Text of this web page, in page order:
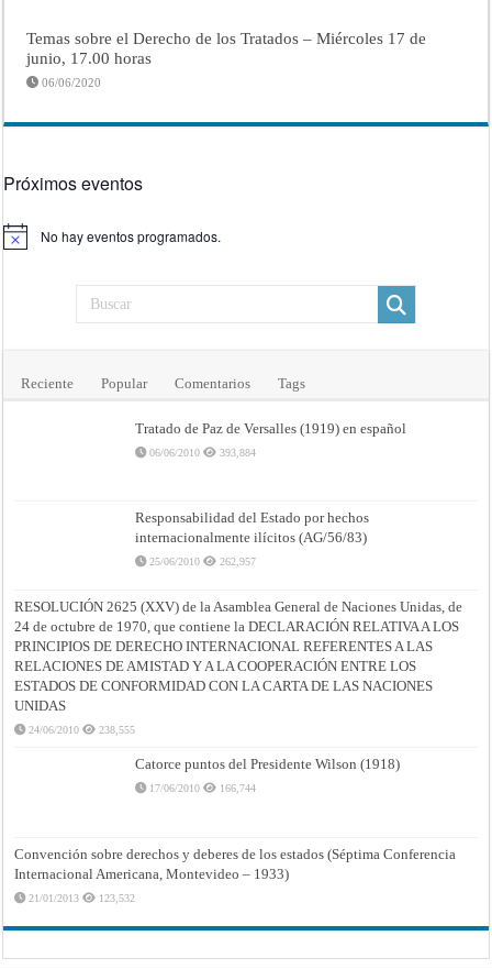
Temas sobre el Derecho de los Tratados – Miércoles 17 de
junio, 17.00 horas
06/06/2020
Próximos eventos
Aviso No hay eventos programados.
Reciente Popular Comentarios Tags
Tratado de Paz de Versalles (1919) en español
06/06/2010 393,884
Responsabilidad del Estado por hechos
internacionalmente ilícitos (AG/56/83)
25/06/2010 262,957
RESOLUCIÓN 2625 (XXV) de la Asamblea General de Naciones Unidas, de
24 de octubre de 1970, que contiene la DECLARACIÓN RELATIVA A LOS
PRINCIPIOS DE DERECHO INTERNACIONAL REFERENTES A LAS
RELACIONES DE AMISTAD Y A LA COOPERACIÓN ENTRE LOS
ESTADOS DE CONFORMIDAD CON LA CARTA DE LAS NACIONES
UNIDAS
24/06/2010 238,555
Catorce puntos del Presidente Wilson (1918)
17/06/2010 166,744
Convención sobre derechos y deberes de los estados (Séptima Conferencia
Internacional Americana, Montevideo – 1933)
21/01/2013 123,532